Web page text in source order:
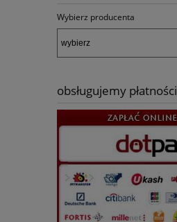
Wybierz producenta
obsługujemy płatności